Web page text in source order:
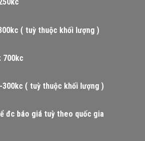
( tuỳ thuộc khối lượng )
700kc
300kc ( tuỳ thuộc khối lượng )
đc báo giá tuỳ theo quốc gia